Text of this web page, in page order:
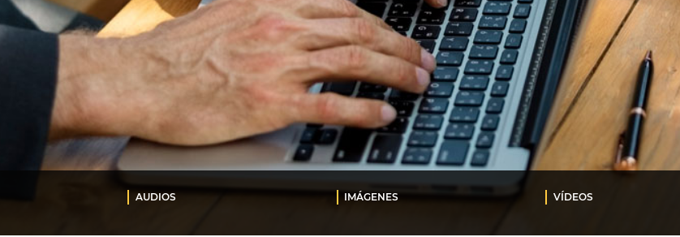
AUDIOS IMÁGENES VÍDEOS